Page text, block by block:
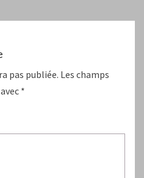
pas publiée. Les champs
*